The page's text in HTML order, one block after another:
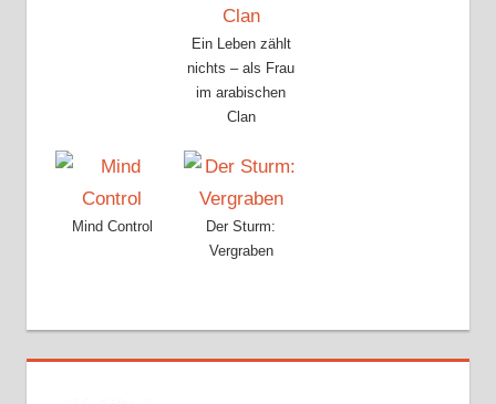
Ein Leben zählt
nichts – als Frau
im arabischen
Clan
Mind Control
Der Sturm:
Vergraben